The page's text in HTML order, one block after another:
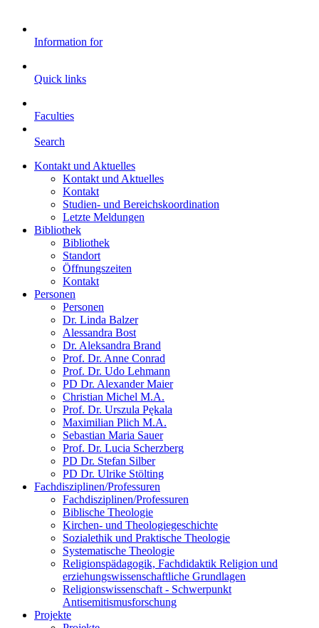
Information for
Quick links
Faculties
Search
Kontakt und Aktuelles
Kontakt und Aktuelles
Kontakt
Studien- und Bereichskoordination
Letzte Meldungen
Bibliothek
Bibliothek
Standort
Öffnungszeiten
Kontakt
Personen
Personen
Dr. Linda Balzer
Alessandra Bost
Dr. Aleksandra Brand
Prof. Dr. Anne Conrad
Prof. Dr. Udo Lehmann
PD Dr. Alexander Maier
Christian Michel M.A.
Prof. Dr. Urszula Pękala
Maximilian Plich M.A.
Sebastian Maria Sauer
Prof. Dr. Lucia Scherzberg
PD Dr. Stefan Silber
PD Dr. Ulrike Stölting
Fachdisziplinen/Professuren
Fachdisziplinen/Professuren
Biblische Theologie
Kirchen- und Theologiegeschichte
Sozialethik und Praktische Theologie
Systematische Theologie
Religionspädagogik, Fachdidaktik Religion und
erziehungswissenschaftliche Grundlagen
Religionswissenschaft - Schwerpunkt
Antisemitismusforschung
Projekte